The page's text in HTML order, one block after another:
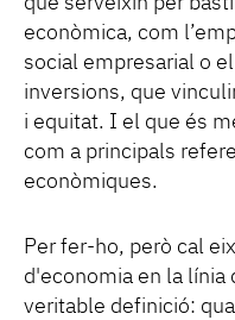
econòmica, com
social empresarial o
inversions, que
i equitat. I el que és
com a principals
econòmiques.
Per fer-ho, però cal
d'economia en la línia
veritable definició: